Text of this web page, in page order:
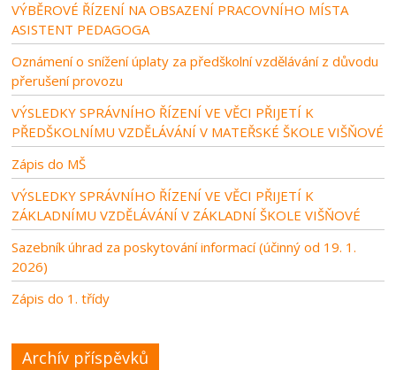
VÝBĚROVÉ ŘÍZENÍ NA OBSAZENÍ PRACOVNÍHO MÍSTA
ASISTENT PEDAGOGA
Oznámení o snížení úplaty za předškolní vzdělávání z důvodu
přerušení provozu
VÝSLEDKY SPRÁVNÍHO ŘÍZENÍ VE VĚCI PŘIJETÍ K
PŘEDŠKOLNÍMU VZDĚLÁVÁNÍ V MATEŘSKÉ ŠKOLE VIŠŇOVÉ
Zápis do MŠ
VÝSLEDKY SPRÁVNÍHO ŘÍZENÍ VE VĚCI PŘIJETÍ K
ZÁKLADNÍMU VZDĚLÁVÁNÍ V ZÁKLADNÍ ŠKOLE VIŠŇOVÉ
Sazebník úhrad za poskytování informací (účinný od 19. 1.
2026)
Zápis do 1. třídy
Archív příspěvků